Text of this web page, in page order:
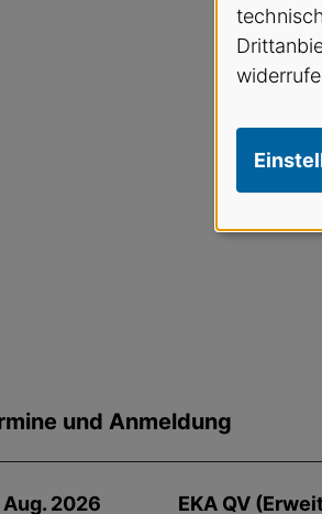
und Anmeldung
2026 EKA QV